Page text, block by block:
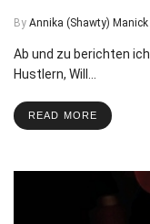
By Annika (Shawty) Manick
Ab und zu berichten
Hustlern, Will…
READ MORE